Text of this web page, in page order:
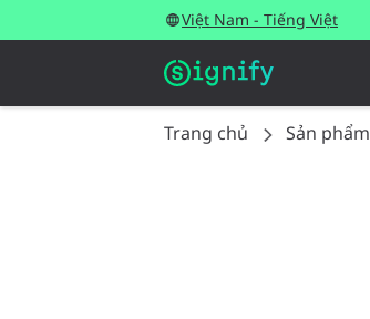
Việt Nam - Tiếng Việt
Trang chủ Sản phẩm